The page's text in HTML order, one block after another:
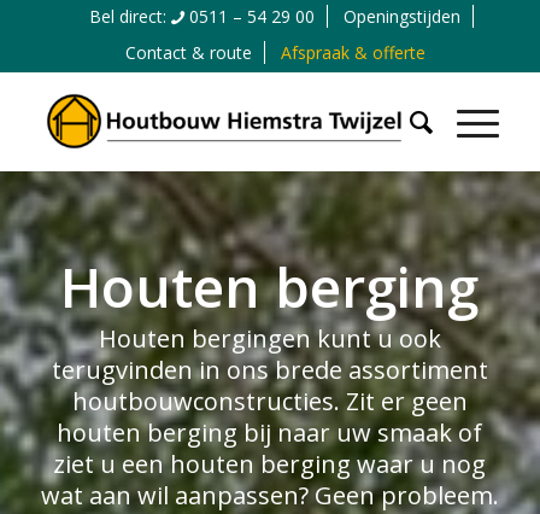
Bel direct: 0511 – 54 29 00
Openingstijden
Contact & route
Afspraak & offerte
Houten berging
Houten bergingen kunt u ook
terugvinden in ons brede assortiment
houtbouwconstructies. Zit er geen
houten berging bij naar uw smaak of
ziet u een houten berging waar u nog
wat aan wil aanpassen? Geen probleem.